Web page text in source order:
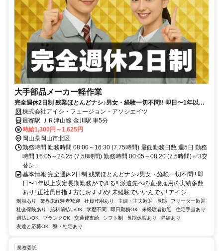
大手部品メーカー軽作業
完全週休2日制 残業ほとんどナシ♪男女・経験一切不問!! 即日〜1年以上
安定長期勤務ができる!! 派遣先への直接雇用の実績多数あり!
株式会社アイシ・フュージョン・アソシエイツ
最寄駅 ＪＲ津山線 金川駅 車5分
時給1,300円～1,625円
岡山県岡山市北区
勤務時間 勤務時間 08:00～16:30 (7.75時間) 最低勤務日数 週5日 勤務
時間 16:05～24:25 (7.58時間) 勤務時間 00:05～08:20 (7.5時間) ✅3交
替シ...
基本情報 完全週休2日制 残業ほとんどナシ♪男女・経験一切不問!! 即
日〜1年以上安定長期勤務ができる!! 派遣先への直接雇用の実績多数
あり! 正社員目指す方におすすめ! 未経験でいいんです! アイシ...
制服あり 業界未経験者歓迎 社員登用あり 主婦・主夫歓迎 長期
フリーター歓迎
社会保険あり
給料前払いOK 学歴不問 即日勤務OK 未経験者歓迎
住宅手当あり
週払いOK
ブランクOK 交通費支給 シフト制 長期休暇あり
昇給あり
友達と応募OK
寮・社宅あり
業務委託